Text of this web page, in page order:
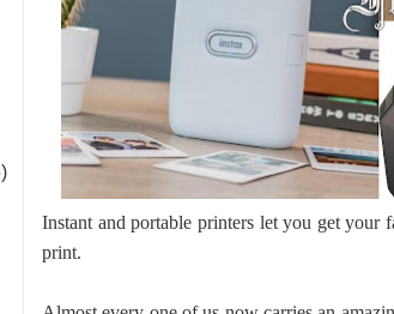
Lyrics - අවංකෙන් ගීතයේ පද පෙළ
- පෑ සිනා ගීතයේ පද පෙළ
Song Lyrics - පෙම්වන්තියේ ගීතයේ පද පෙළ
Lyrics - මනෝභව ගීතයේ පද පෙළ
Song Lyrics - ආකාහේ ඉඳලා ගීතයේ පද පෙළ
Instant and portable printers let you get your
print.